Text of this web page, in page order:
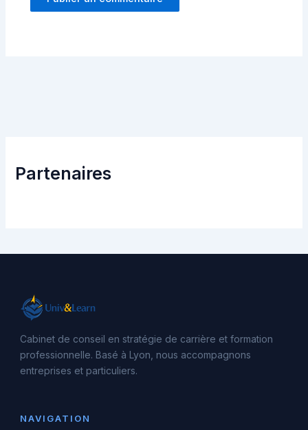
Partenaires
Cabinet de conseil en stratégie de carrière et formation
professionnelle. Basé à Lyon, nous accompagnons
entreprises et particuliers.
NAVIGATION